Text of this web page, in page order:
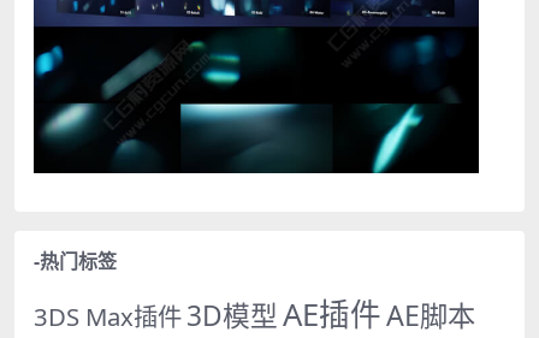
-热门标签
3DS Max插件3D模型AE插件AE脚本